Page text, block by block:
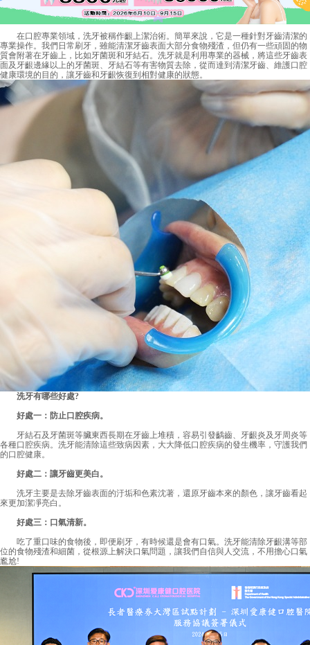
在口腔專業領域，洗牙被稱作齦上潔治術。簡單來說，它是一種針對牙齒清潔的
專業操作。我們日常刷牙，雖能清潔牙齒表面大部分食物殘渣，但仍有一些頑固的物
質會附著在牙齒上，比如牙菌斑和牙結石。洗牙就是利用專業的器械，將這些牙齒表
面及牙齦邊緣以上的牙菌斑、牙結石等有害物質去除，從而達到清潔牙齒、維護口腔
健康環境的目的，讓牙齒和牙齦恢復到相對健康的狀態。
洗牙有哪些好處?
好處一：防止口腔疾病。
牙結石及牙菌斑等臟東西長期在牙齒上堆積，容易引發齲齒、牙齦炎及牙周炎等
各種口腔疾病。洗牙能清除這些致病因素，大大降低口腔疾病的發生機率，守護我們
的口腔健康。
好處二：讓牙齒更美白。
洗牙主要是去除牙齒表面的汙垢和色素沈著，還原牙齒本來的顏色，讓牙齒看起
來更加潔凈亮白。
好處三：口氣清新。
吃了重口味的食物後，即便刷牙，有時候還是會有口氣。洗牙能清除牙齦溝等部
位的食物殘渣和細菌，從根源上解決口氣問題，讓我們自信與人交流，不用擔心口氣
尷尬!